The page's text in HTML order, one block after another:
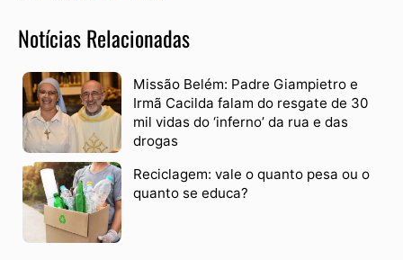
Notícias Relacionadas
Missão Belém: Padre Giampietro e
Irmã Cacilda falam do resgate de 30
mil vidas do ‘inferno’ da rua e das
drogas
Reciclagem: vale o quanto pesa ou o
quanto se educa?